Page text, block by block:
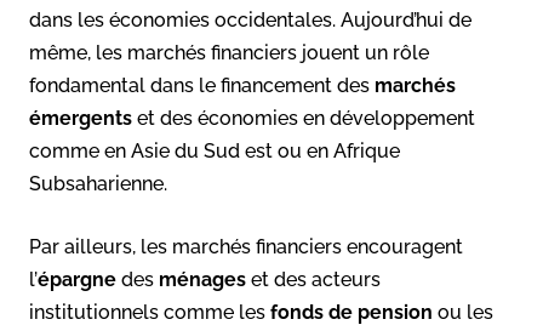
dans les économies occidentales. Aujourd’hui de
même, les marchés financiers jouent un rôle
fondamental dans le financement des marchés
émergents et des économies en développement
comme en Asie du Sud est ou en Afrique
Subsaharienne.
Par ailleurs, les marchés financiers encouragent
l’épargne des ménages et des acteurs
institutionnels comme les fonds de pension ou les